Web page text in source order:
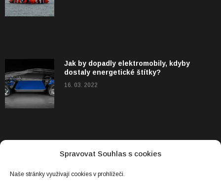
Spravovat Souhlas s cookies
Naše stránky využívají cookies v prohlížeči.
Jak by dopadly elektromobily, kdyby
dostaly energetické štítky?
16. 03. 2022
Byznys